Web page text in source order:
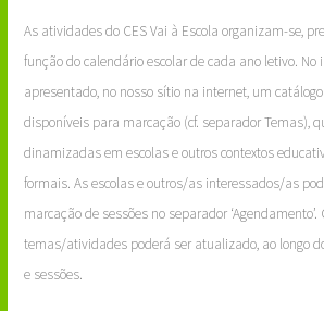
As atividades do CES Vai à Escola organizam-se,
função do calendário escolar de cada ano letivo. No
apresentado, no nosso sítio na internet, um
disponíveis para marcação (cf. separador Temas),
dinamizadas em escolas e outros contextos
formais. As escolas e outros/as interessados/as
marcação de sessões no separador
temas/atividades poderá ser atualizado, ao longo
e sessões.